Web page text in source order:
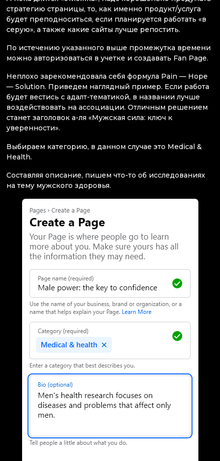
стратегию страницы, то, как именно продукт/услуга
будет преподноситься, если планируется работать «в
серую», а также какие сайты лучше репостить.
По истечению указанного выше промежутка времени
можно авторизоваться в учетке и создавать Fan Page.
Неплохо зарекомендовала себя формула Pain — Hope
— Solution. Приведем наглядный пример. Если работа
будет вестись с адалт-тематикой, в названии лучше
воздействовать на ассоциации. Отличным решением
станет заголовок а-ля «Мужская сила: ключ к
уверенности».
Выбираем категорию, в данном случае это Medical &
Health.
Составляя описание, пишем что-то об исследованиях
на тему мужского здоровья.